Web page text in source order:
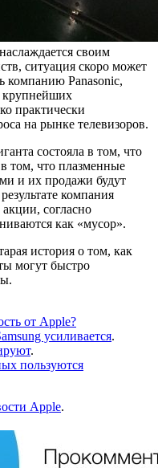
своим
ситуация скоро может
компанию Panasonic,
крупнейших
практически
на рынке телевизоров.
состояла в том, что
том, что плазменные
и их продажи будут
компания
согласно
как «мусор».
история о том, как
могут быстро
от Apple?
усиливается.
.
пользуются
Apple.